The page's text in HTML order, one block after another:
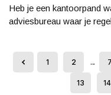
Heb je een kantoorpand
adviesbureau waar je
1 2 ... 7
13 14